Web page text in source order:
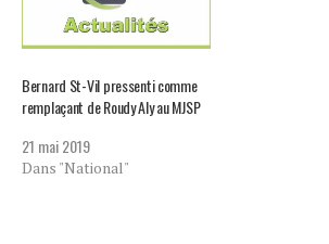
Bernard St-Vil pressenti comme
remplaçant de Roudy Aly au MJSP
21 mai 2019
Dans "National"